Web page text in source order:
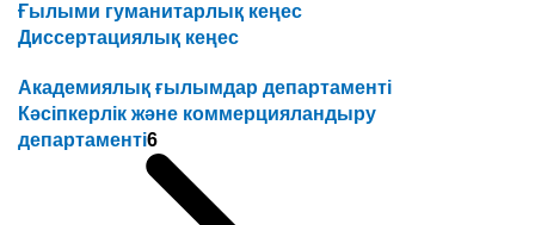
Ғылыми гуманитарлық кеңес
Диссертациялық кеңес
Академиялық ғылымдар департаменті
Кәсіпкерлік және коммерцияландыру
департаменті6